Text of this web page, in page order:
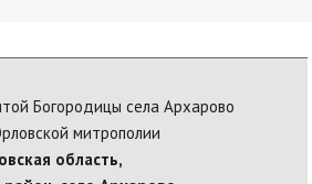
Богородицы села Архарово
митрополии
область,